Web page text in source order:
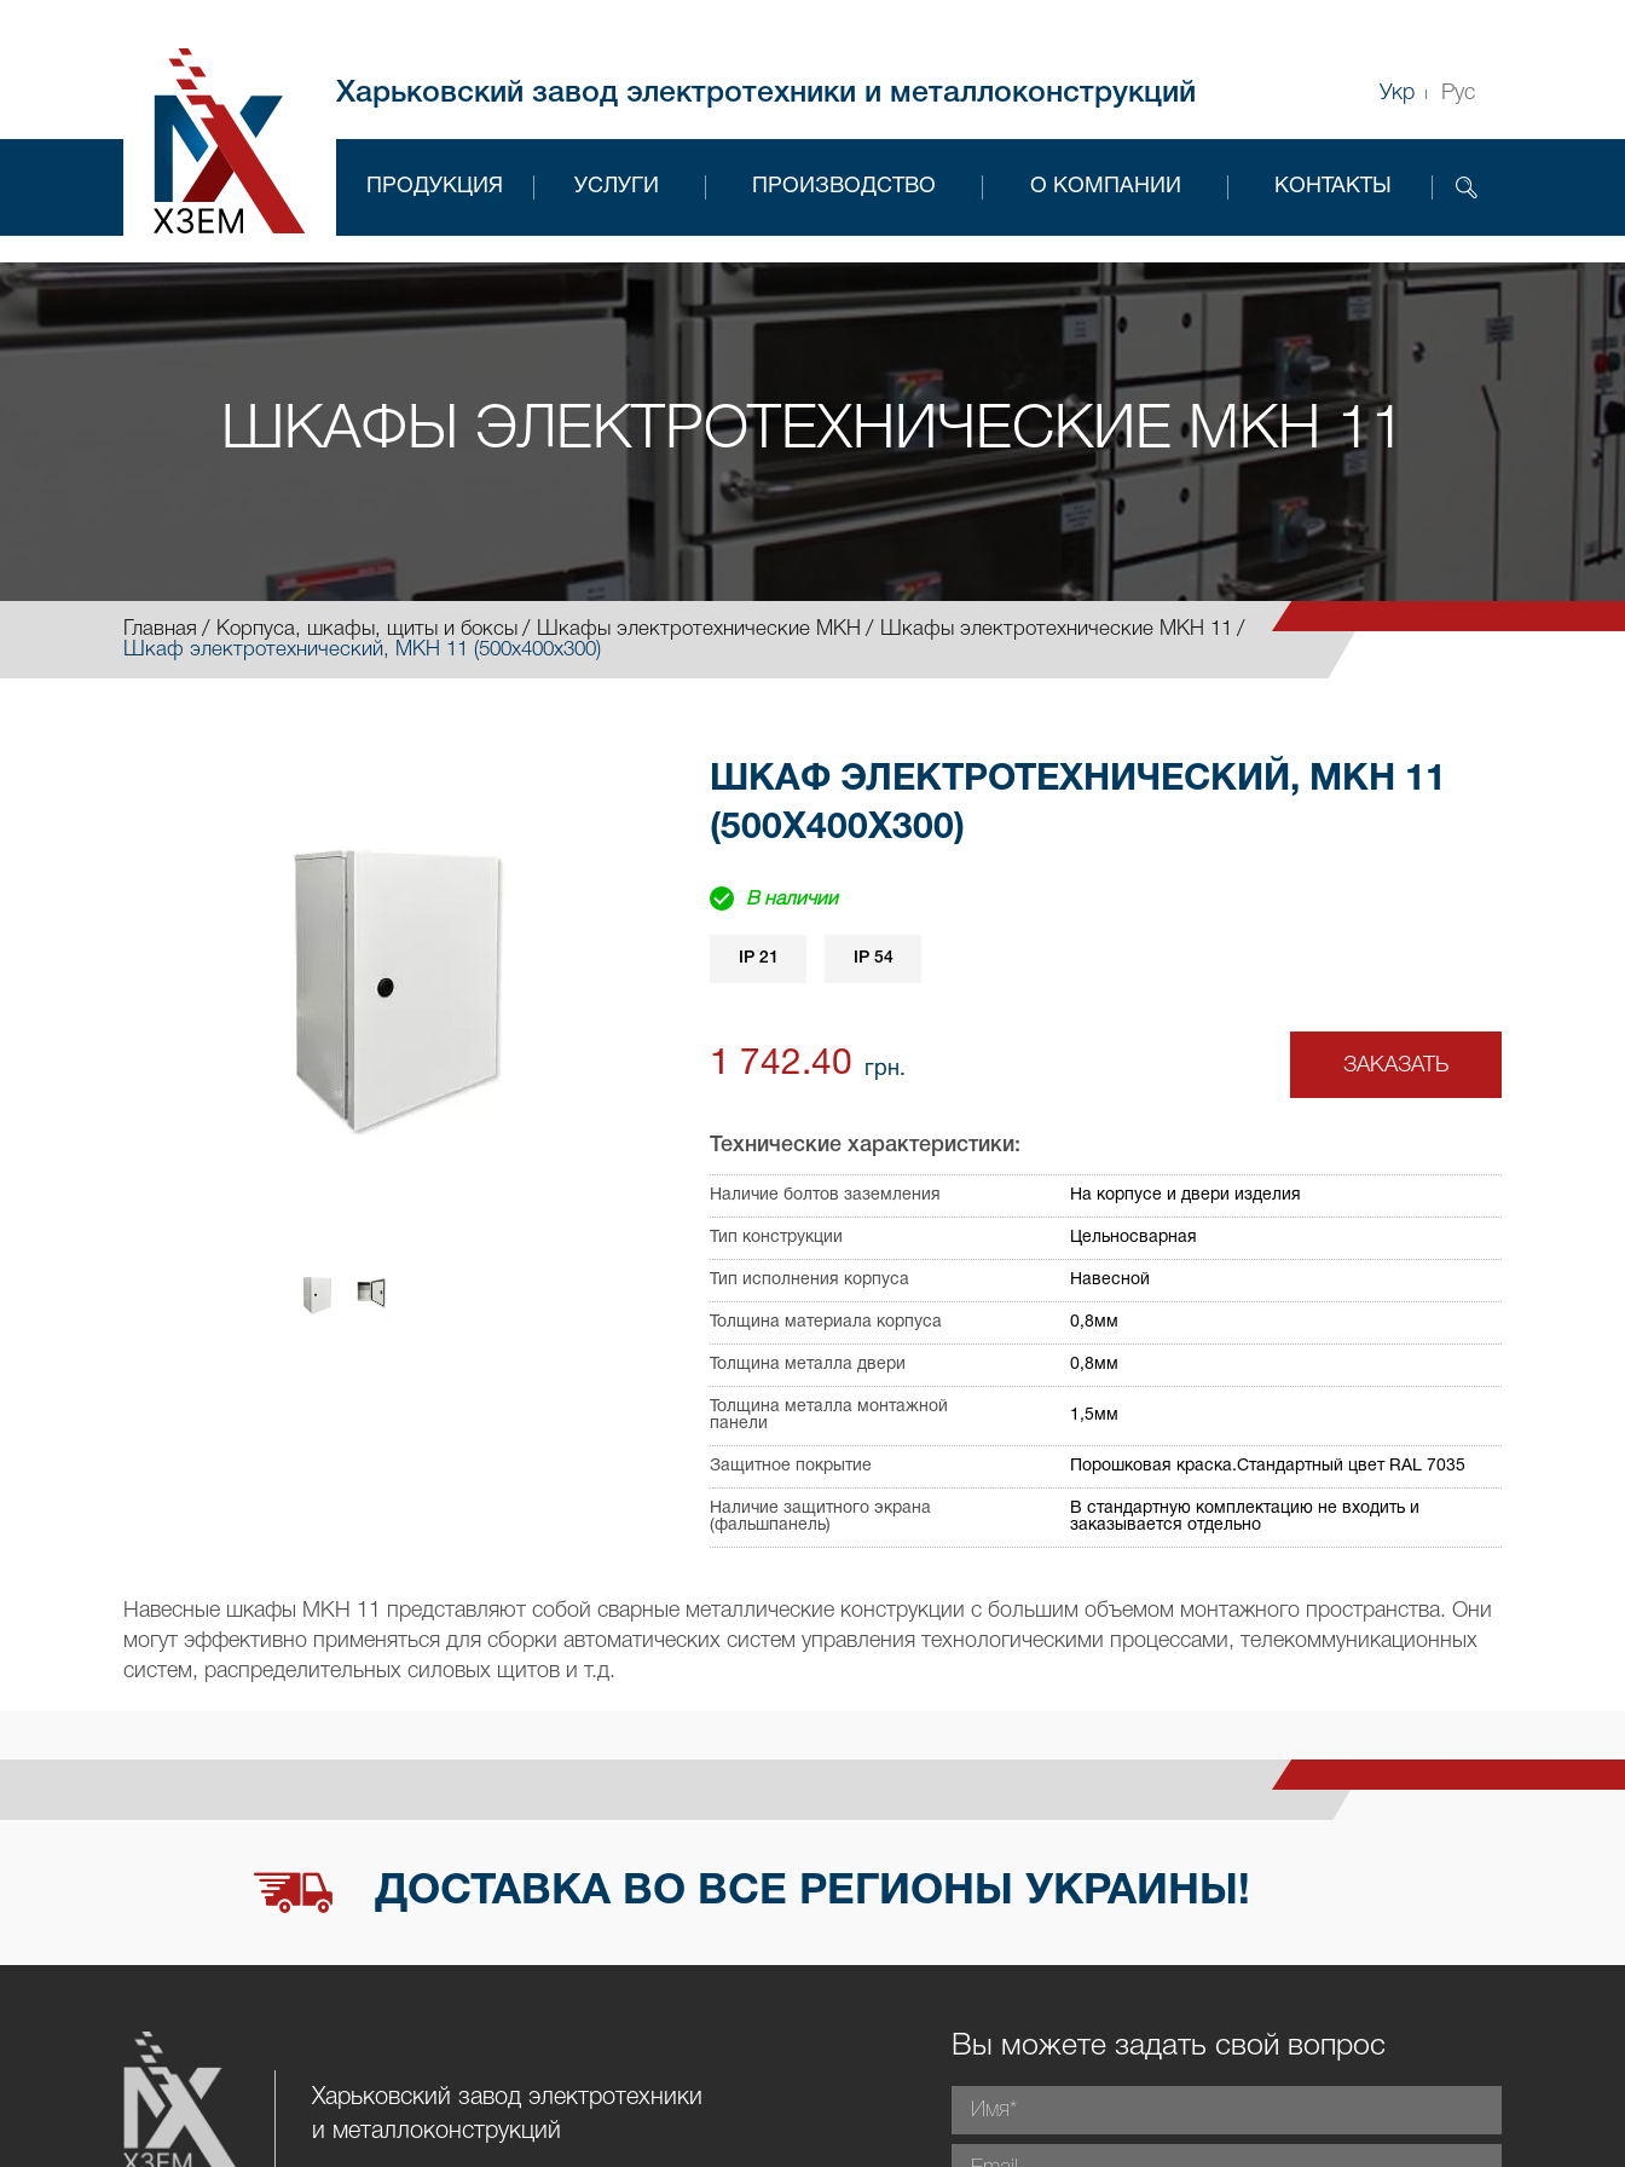
Харьковский завод электротехники и металлоконструкций Укр Рус
ПРОДУКЦИЯ УСЛУГИ ПРОИЗВОДСТВО О КОМПАНИИ КОНТАКТЫ
ШКАФЫ ЭЛЕКТРОТЕХНИЧЕСКИЕ МКН 11
Главная Корпуса, шкафы, щиты и боксы Шкафы электротехнические МКН
Шкафы электротехнические МКН 11
Шкаф электротехнический, МКН 11 (500х400х300)
ШКАФ ЭЛЕКТРОТЕХНИЧЕСКИЙ, МКН 11
(500Х400Х300)
В наличии
IP 21 IP 54
1 742.40 грн. ЗАКАЗАТЬ
Технические характеристики:
Наличие болтов заземления На корпусе и двери изделия
Тип конструкции Цельносварная
Тип исполнения корпуса Навесной
Толщина материала корпуса 0,8мм
Толщина металла двери 0,8мм
Толщина металла монтажной
панели
1,5мм
Защитное покрытие Порошковая краска.Стандартный цвет RAL 7035
Наличие защитного экрана
(фальшпанель)
В стандартную комплектацию не входить и
заказывается отдельно
Навесные шкафы МКН 11 представляют собой сварные металлические конструкции с большим объемом монтажного пространства. Они
могут эффективно применяться для сборки автоматических систем управления технологическими процессами, телекоммуникационных
систем, распределительных силовых щитов и т.д.
ДОСТАВКА ВО ВСЕ РЕГИОНЫ УКРАИНЫ!
Харьковский завод электротехники
и металлоконструкций
Вы можете задать свой вопрос